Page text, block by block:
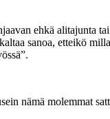
ehkä alitajunta
sanoa, etteikö
nämä molemmat